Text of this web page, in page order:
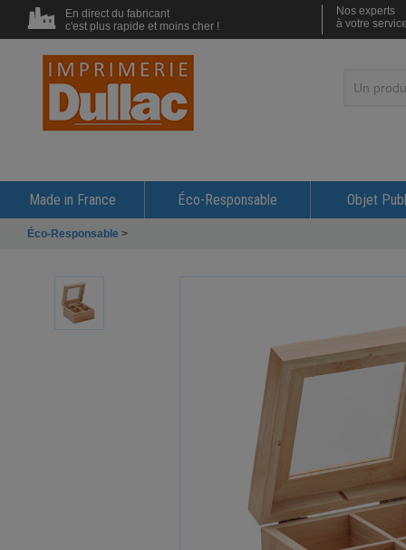
En direct du fabricant
c'est plus rapide et moins cher !
Nos experts
à votre
Made in France Éco-Responsable Objet
Éco-Responsable >